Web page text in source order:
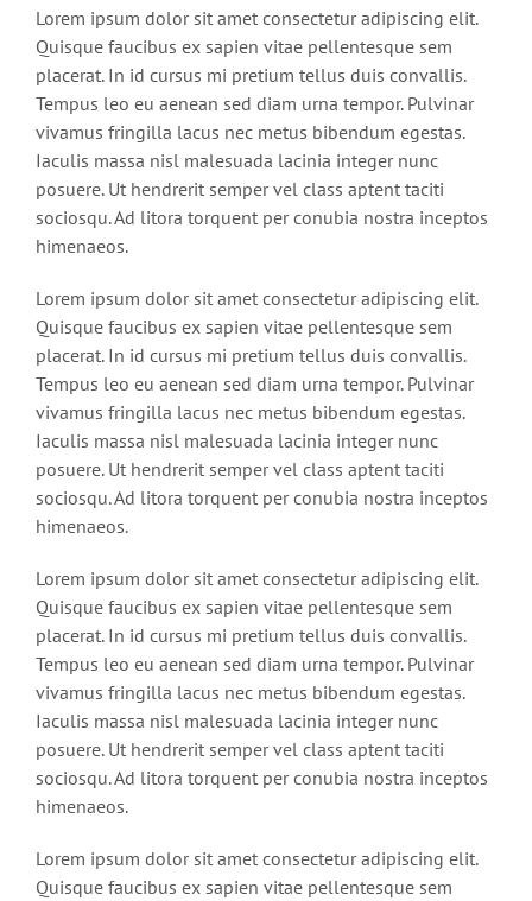
Lorem ipsum dolor sit amet consectetur adipiscing elit.
Quisque faucibus ex sapien vitae pellentesque sem
placerat. In id cursus mi pretium tellus duis convallis.
Tempus leo eu aenean sed diam urna tempor. Pulvinar
vivamus fringilla lacus nec metus bibendum egestas.
Iaculis massa nisl malesuada lacinia integer nunc
posuere. Ut hendrerit semper vel class aptent taciti
sociosqu. Ad litora torquent per conubia nostra inceptos
himenaeos.
Lorem ipsum dolor sit amet consectetur adipiscing elit.
Quisque faucibus ex sapien vitae pellentesque sem
placerat. In id cursus mi pretium tellus duis convallis.
Tempus leo eu aenean sed diam urna tempor. Pulvinar
vivamus fringilla lacus nec metus bibendum egestas.
Iaculis massa nisl malesuada lacinia integer nunc
posuere. Ut hendrerit semper vel class aptent taciti
sociosqu. Ad litora torquent per conubia nostra inceptos
himenaeos.
Lorem ipsum dolor sit amet consectetur adipiscing elit.
Quisque faucibus ex sapien vitae pellentesque sem
placerat. In id cursus mi pretium tellus duis convallis.
Tempus leo eu aenean sed diam urna tempor. Pulvinar
vivamus fringilla lacus nec metus bibendum egestas.
Iaculis massa nisl malesuada lacinia integer nunc
posuere. Ut hendrerit semper vel class aptent taciti
sociosqu. Ad litora torquent per conubia nostra inceptos
himenaeos.
Lorem ipsum dolor sit amet consectetur adipiscing elit.
Quisque faucibus ex sapien vitae pellentesque sem